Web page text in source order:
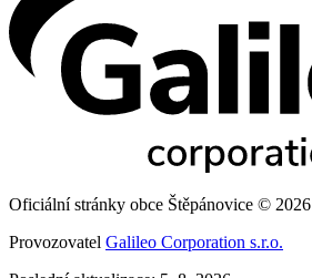
Oficiální stránky obce Štěpánovice © 2026
Provozovatel Galileo Corporation s.r.o.